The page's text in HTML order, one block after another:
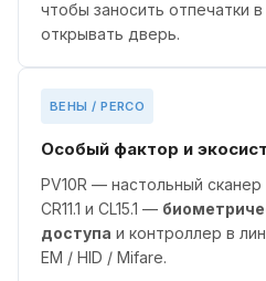
чтобы заносить отпечатки
открывать дверь.
ВЕНЫ / PERCO
Особый фактор и
PV10R — настольный сканер
CR11.1 и CL15.1 —
доступа и контроллер в
EM / HID / Mifare.